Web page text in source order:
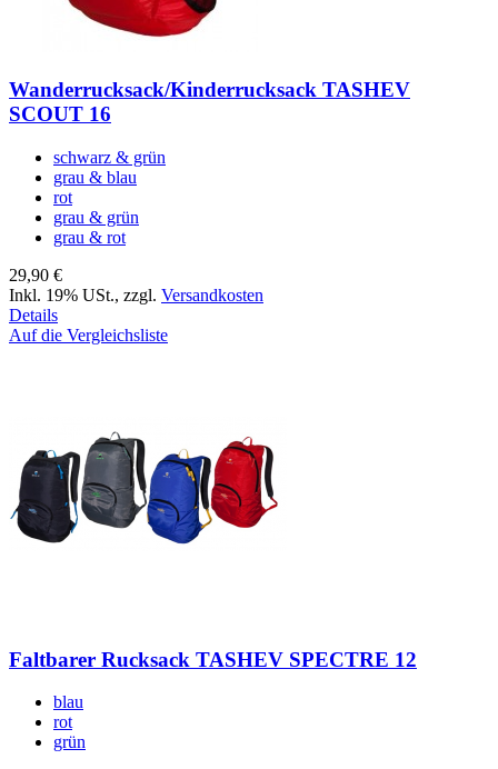
Wanderrucksack/Kinderrucksack TASHEV
SCOUT 16
schwarz & grün
grau & blau
rot
grau & grün
grau & rot
29,90 €
Inkl. 19% USt., zzgl. Versandkosten
Details
Auf die Vergleichsliste
Faltbarer Rucksack TASHEV SPECTRE 12
blau
rot
grün